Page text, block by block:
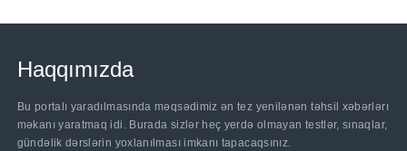
Haqqımızda
Bu portalı yaradılmasında məqsədimiz ən tez yenilənən təhsil xəbərlərı
məkanı yaratmaq idi. Burada sizlər heç yerdə olmayan testlər, sınaqlar,
gündəlik dərslərin yoxlanılması imkanı tapacaqsınız.